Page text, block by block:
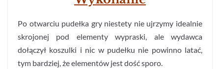
Po otwarciu pudełka gry niestety nie ujrzymy idealnie
skrojonej pod elementy wypraski, ale wydawca
dołączył koszulki i nic w pudełku nie powinno latać,
tym bardziej, że elementów jest dość sporo.